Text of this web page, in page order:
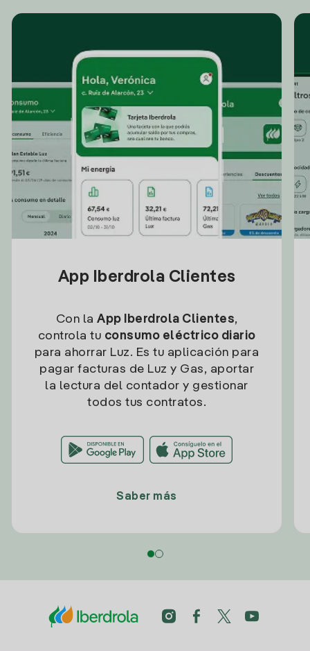
App Iberdrola Clientes
Con la App Iberdrola Clientes,
controla tu consumo eléctrico diario
para ahorrar Luz. Es tu aplicación para
pagar facturas de Luz y Gas, aportar
la lectura del contador y gestionar
todos tus contratos.
Saber más